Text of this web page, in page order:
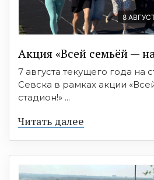
8
Акция «Всей семьёй —
7 августа текущего года на
Севска в рамках акции
стадион!» ...
Читать далее